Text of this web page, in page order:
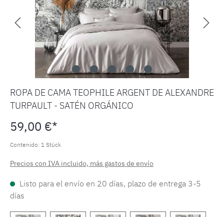
ROPA DE CAMA TEOPHILE ARGENT DE ALEXANDRE
TURPAULT - SATÉN ORGÁNICO
59,00 €*
Contenido: 1 Stück
Precios con IVA incluido, más gastos de envío
Listo para el envío en 20 días, plazo de entrega 3-5
días